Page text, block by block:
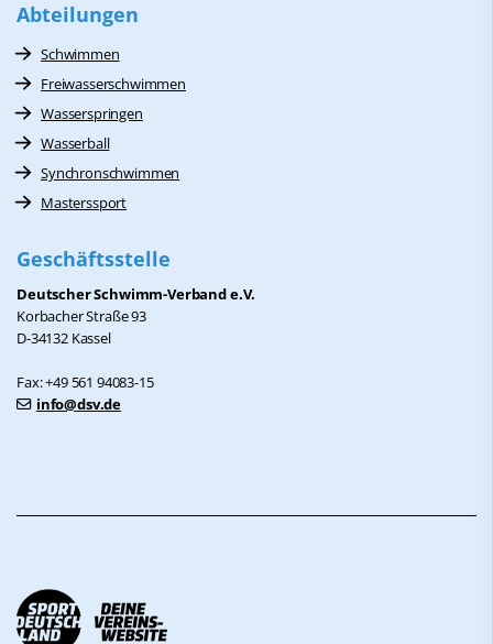
Abteilungen
Schwimmen
Freiwasserschwimmen
Wasserspringen
Wasserball
Synchronschwimmen
Masterssport
Geschäftsstelle
Deutscher Schwimm-Verband e.V.
Korbacher Straße 93
D-34132 Kassel
Fax: +49 561 94083-15
info@dsv.de